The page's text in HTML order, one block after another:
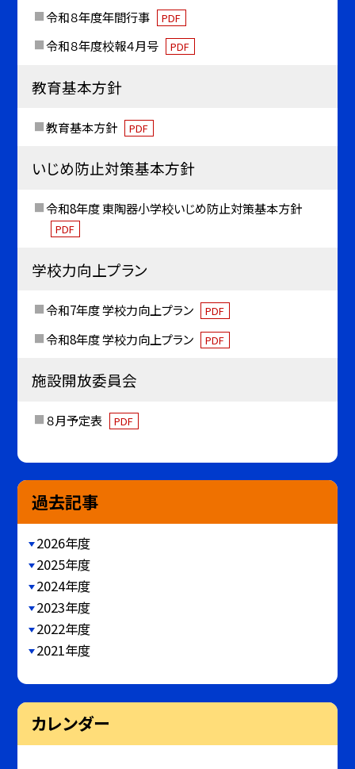
令和８年度年間行事 PDF
令和８年度校報４月号 PDF
教育基本方針
教育基本方針 PDF
いじめ防止対策基本方針
令和8年度 東陶器小学校いじめ防止対策基本方針
PDF
学校力向上プラン
令和7年度 学校力向上プラン PDF
令和8年度 学校力向上プラン PDF
施設開放委員会
８月予定表 PDF
過去記事
2026年度
2025年度
2024年度
2023年度
2022年度
2021年度
カレンダー